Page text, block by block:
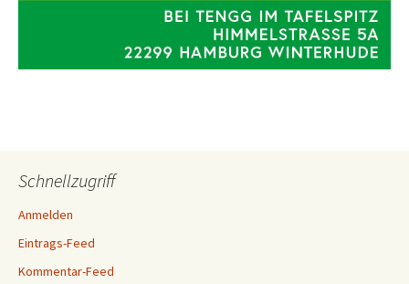
Schnellzugriff
Anmelden
Eintrags-Feed
Kommentar-Feed